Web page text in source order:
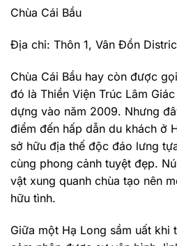
Chùa Cái Bầu
Địa chỉ: Thôn 1, Vân Đồn
Chùa Cái Bầu hay còn được
đó là Thiền Viện Trúc Lâm
dựng vào năm 2009. Nhưng
điểm đến hấp dẫn du khách ở
sở hữu địa thế độc đáo lưng
cùng phong cảnh tuyệt đẹp.
vật xung quanh chùa tạo nên
hữu tình.
Giữa một Hạ Long sầm uất khi